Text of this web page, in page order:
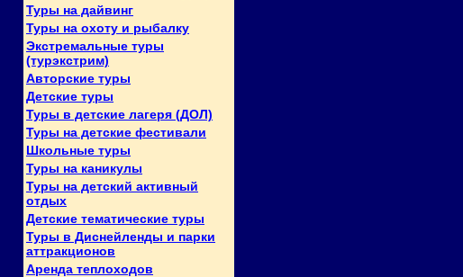
Туры на дайвинг
Туры на охоту и рыбалку
Экстремальные туры
(турэкстрим)
Авторские туры
Детские туры
Туры в детские лагеря (ДОЛ)
Туры на детские фестивали
Школьные туры
Туры на каникулы
Туры на детский активный
отдых
Детские тематические туры
Туры в Диснейленды и парки
аттракционов
Аренда теплоходов